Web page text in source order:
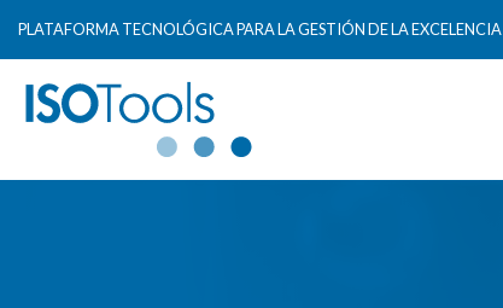
PLATAFORMA TECNOLÓGICA PARA LA GESTIÓN DE LA EXCELENCIA